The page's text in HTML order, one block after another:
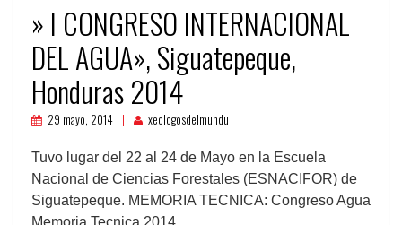
» I CONGRESO INTERNACIONAL
DEL AGUA», Siguatepeque,
Honduras 2014
29 mayo, 2014 xeologosdelmundu
Tuvo lugar del 22 al 24 de Mayo en la Escuela
Nacional de Ciencias Forestales (ESNACIFOR) de
Siguatepeque. MEMORIA TECNICA: Congreso Agua
Memoria Tecnica 2014